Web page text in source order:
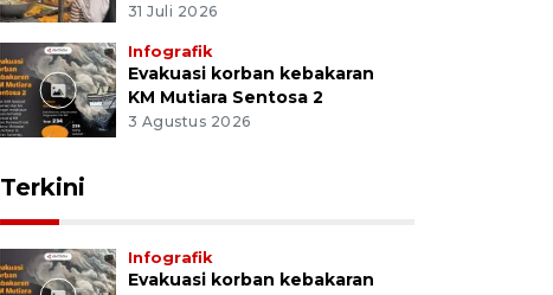
31 Juli 2026
Infografik
Evakuasi korban kebakaran
KM Mutiara Sentosa 2
3 Agustus 2026
Terkini
Infografik
Evakuasi korban kebakaran